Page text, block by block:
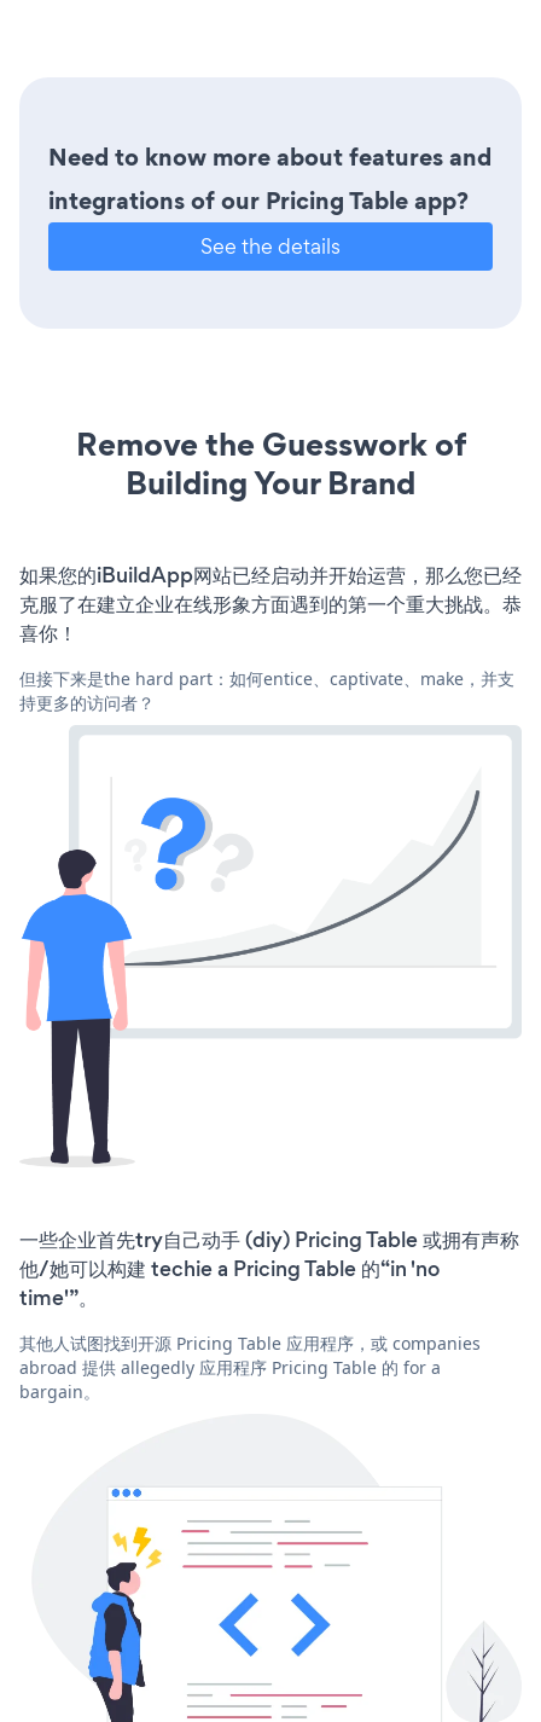
Need to know more about features and
integrations of our Pricing Table app?
See the details
Remove the Guesswork of
Building Your Brand
如果您的iBuildApp网站已经启动并开始运营，那么您已经
克服了在建立企业在线形象方面遇到的第一个重大挑战。恭
喜你！
但接下来是the hard part：如何entice、captivate、make，并支
持更多的访问者？
一些企业首先try自己动手 (diy) Pricing Table 或拥有声称
他/她可以构建 techie a Pricing Table 的“in 'no
time'”。
其他人试图找到开源 Pricing Table 应用程序，或 companies
abroad 提供 allegedly 应用程序 Pricing Table 的 for a
bargain。